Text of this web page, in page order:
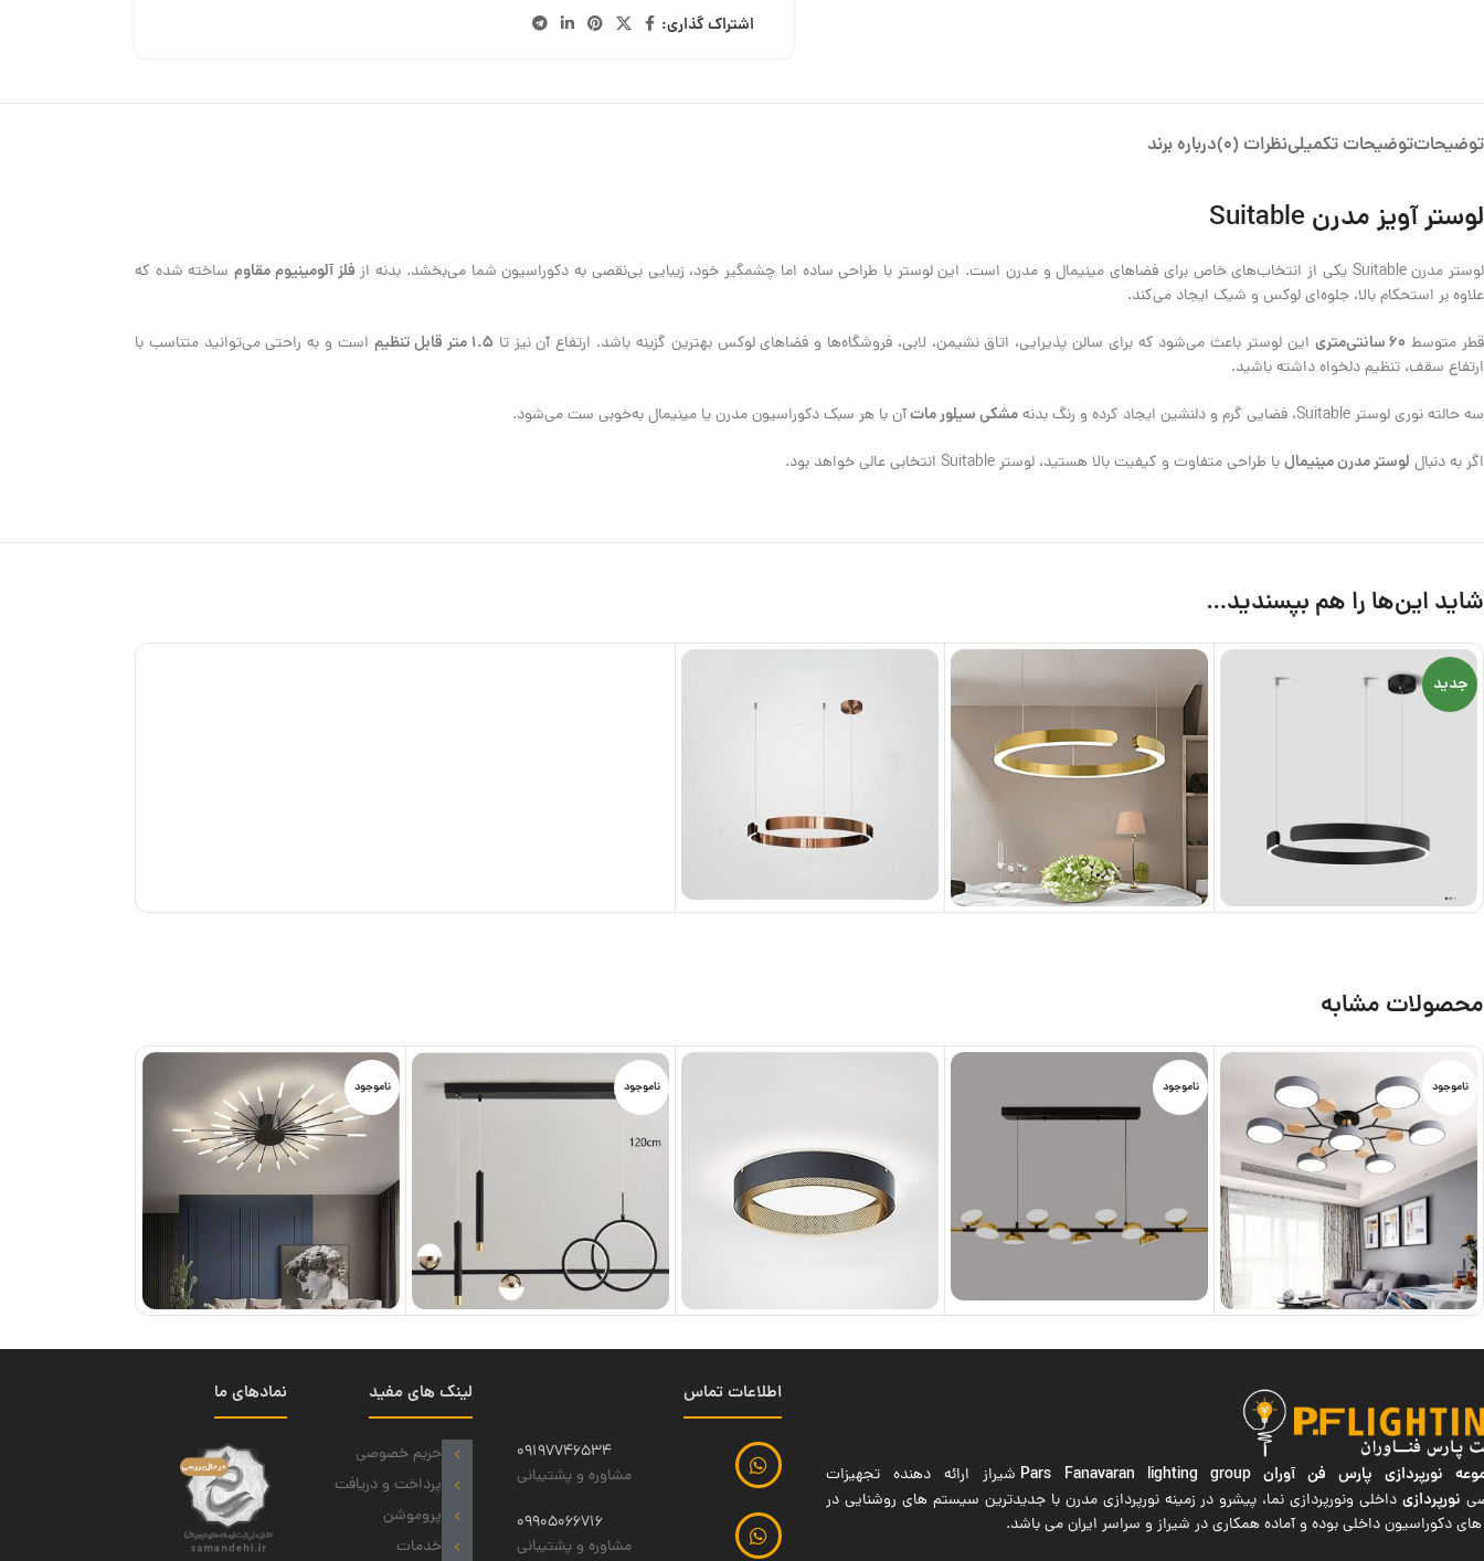
اشتراک گذاری:
توضیحاتتوضیحات تکمیلینظرات (0) درباره برند
لوستر آویز مدرن Suitable
لوستر مدرن Suitable یکی از انتخاب‌های خاص برای فضاهای مینیمال و مدرن است. این لوستر با طراحی ساده اما چشمگیر خود، زیبایی بی‌نقصی به دکوراسیون شما می‌بخشد. بدنه از فلز آلومینیوم مقاومساخته شده که
علاوه بر استحکام بالا، جلوه‌ای لوکس و شیک ایجاد می‌کند.
قطر متوسط 60 سانتی‌متری این لوستر باعث می‌شود که برای سالن پذیرایی، اتاق نشیمن، لابی، فروشگاه‌ها و فضاهای لوکس بهترین گزینه باشد. ارتفاع آن نیز تا ۱.۵ متر قابل تنظیم
است و به راحتی می‌توانید متناسب با
ارتفاع سقف، تنظیم دلخواه داشته باشید.
سه حالته نوری لوستر Suitable، فضایی گرم و دلنشین ایجاد کرده و رنگ بدنه مشکی سیلور ماتآن با هر سبک دکوراسیون مدرن یا مینیمال به‌خوبی ست می‌شود.
اگر به دنبال لوستر مدرن مینیمالبا طراحی متفاوت و کیفیت بالا هستید، لوستر Suitable انتخابی عالی خواهد بود.
شاید این‌ها را هم بپسندید…
جدید
محصولات مشابه
ناموجود ناموجود ناموجود ناموجود
نورپردازی پارس فن آوران Pars Fanavaran lighting group شیراز ارائه دهنده تجهیزات
نورپردازیداخلی ونورپردازی نما، پیشرو در زمینه نورپردازی مدرن با جدیدترین سیستم های روشنایی در
های دکوراسیون داخلی بوده و آماده همکاری در شیراز و سراسر ایران می باشد.
اطلاعات تماس
09197746534
مشاوره و پشتیبانی
09905066716
مشاوره و پشتیبانی
لینک های مفید
حریم خصوصی
پرداخت و دریافت
پروموشن
خدمات
نمادهای ما